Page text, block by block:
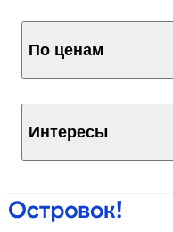
По ценам
Интересы